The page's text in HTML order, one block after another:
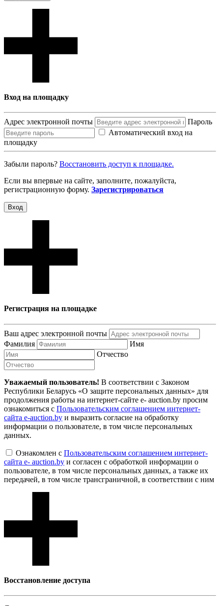
Вход на площадку
Адрес электронной почты
Пароль
Автоматический вход на
площадку
Забыли пароль? Восcтановить доступ к площадке.
Если вы впервые на сайте, заполните, пожалуйста,
регистрационную форму. Зарегистрироваться
Вход
Регистрация на площадке
Ваш адрес электронной почты
Фамилия
Имя
Отчество
Уважаемый пользователь! В соответствии с Законом
Республики Беларусь «О защите персональных данных» для
продолжения работы на интернет-сайте e- auction.by просим
ознакомиться с Пользовательским соглашением интернет-
сайта e-auction.by и выразить согласие на обработку
информации о пользователе, в том числе персональных
данных.
Ознакомлен с Пользовательским соглашением интернет-
сайта e- auction.by и согласен с обработкой информации о
пользователе, в том числе персональных данных, а также их
передачей, в том числе трансграничной, в соответствии с ним
Восcтановление доступа